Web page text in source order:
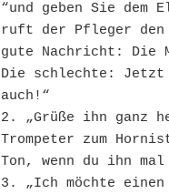
“und geben Sie dem
ruft der Pfleger
gute Nachricht: Die
Die schlechte: Jetzt
auch!“
2. „Grüße ihn ganz
Trompeter zum
Ton, wenn du ihn
3. „Ich möchte